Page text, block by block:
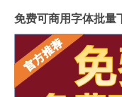
免费可商用字体批量